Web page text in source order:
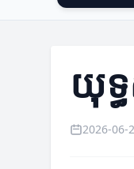
យុទ្
2026-06-